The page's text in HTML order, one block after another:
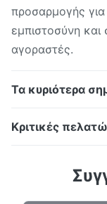
προσαρμογής
εμπιστοσύνη
αγοραστές.
Τα κυριότερα
κωδικοποιητής
κωδικοποιητής
Κριτικές
Με